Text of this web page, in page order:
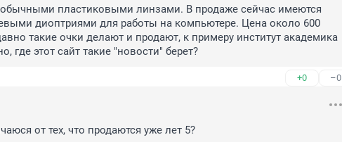
пластиковыми линзами. В продаже сейчас имеются
диоптриями для работы на компьютере. Цена около 600
такие очки делают и продают, к примеру институт академика
где этот сайт такие "новости" берет?
+0 –0
от тех, что продаются уже лет 5?